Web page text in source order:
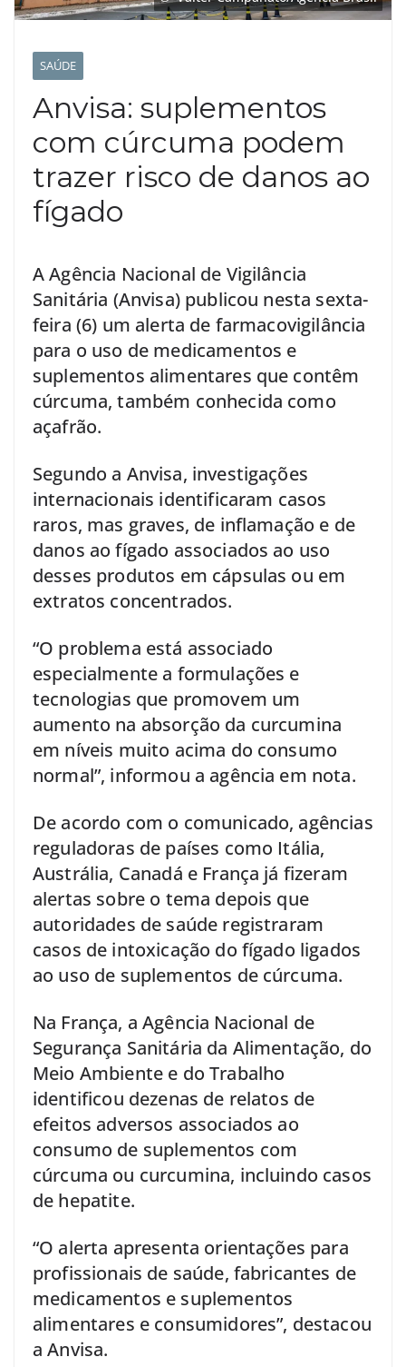
SAÚDE
Anvisa: suplementos
com cúrcuma podem
trazer risco de danos ao
fígado
A Agência Nacional de Vigilância
Sanitária (Anvisa) publicou nesta sexta-
feira (6) um alerta de farmacovigilância
para o uso de medicamentos e
suplementos alimentares que contêm
cúrcuma, também conhecida como
açafrão.
Segundo a Anvisa, investigações
internacionais identificaram casos
raros, mas graves, de inflamação e de
danos ao fígado associados ao uso
desses produtos em cápsulas ou em
extratos concentrados.
“O problema está associado
especialmente a formulações e
tecnologias que promovem um
aumento na absorção da curcumina
em níveis muito acima do consumo
normal”, informou a agência em nota.
De acordo com o comunicado, agências
reguladoras de países como Itália,
Austrália, Canadá e França já fizeram
alertas sobre o tema depois que
autoridades de saúde registraram
casos de intoxicação do fígado ligados
ao uso de suplementos de cúrcuma.
Na França, a Agência Nacional de
Segurança Sanitária da Alimentação, do
Meio Ambiente e do Trabalho
identificou dezenas de relatos de
efeitos adversos associados ao
consumo de suplementos com
cúrcuma ou curcumina, incluindo casos
de hepatite.
“O alerta apresenta orientações para
profissionais de saúde, fabricantes de
medicamentos e suplementos
alimentares e consumidores”, destacou
a Anvisa.